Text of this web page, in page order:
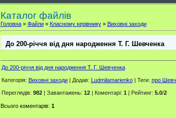
Каталог файлів
Головна» Файли» Класному керівнику» Виховні заходи
До 200-річчя від дня народження Т. Г. Шевченка
До 200-річчя від дня народження Т. Г. Шевченка
Категорія: Виховні заходи| Додав: Ludmilamarienko| Теги: про
Переглядів: 982| Завантажень: 12| Коментарі: 1| Рейтинг: 5.0/2
Всього коментарів: 1